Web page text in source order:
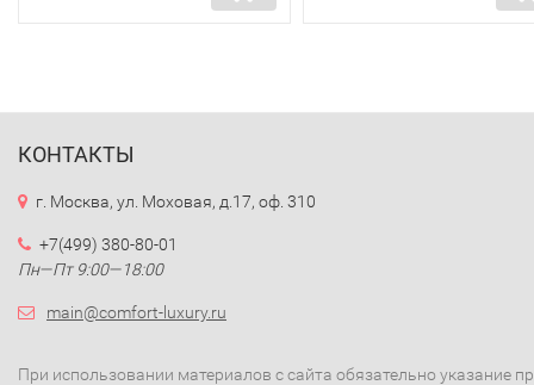
КОНТАКТЫ
г. Москва, ул. Моховая, д.17, оф. 310
+7(499) 380-80-01
Пн—Пт 9:00—18:00
main@comfort-luxury.ru
При использовании материалов с сайта обязательно указание